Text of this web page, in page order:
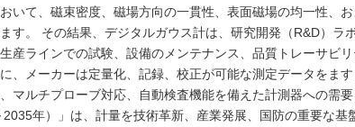
いて、磁束密度、磁場方向の一貫性、表面磁場の均一性、
す。 その結果、デジタルガウス計は、研究開発（R&D）ラ
産ラインでの試験、設備のメンテナンス、品質トレーサビ
、メーカーは定量化、記録、校正が可能な測定データをま
マルチプローブ対応、自動検査機能を備えた計測器への需
年）」は、計量を技術革新、産業発展、国防の重要な基